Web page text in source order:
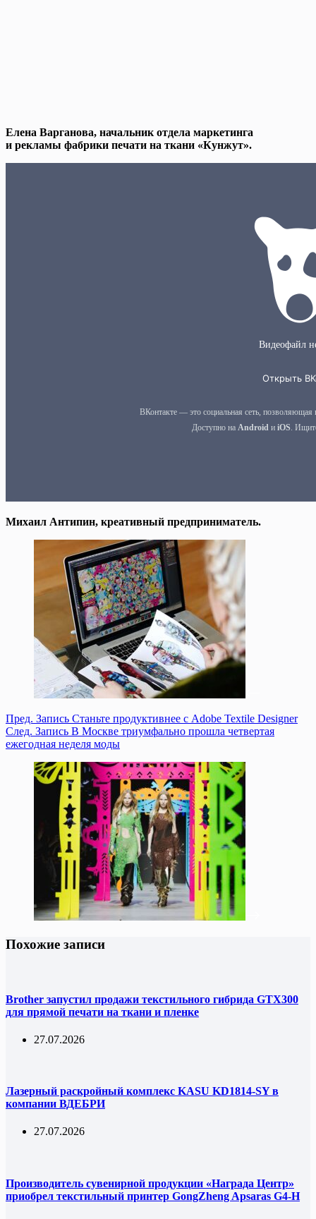
Елена Варганова, начальник отдела маркетинга
и рекламы фабрики печати на ткани «Кунжут».
Михаил Антипин, креативный предприниматель.
Пред. Запись Станьте продуктивнее с Adobe Textile Designer
След. Запись В Москве триумфально прошла четвертая
ежегодная неделя моды
Похожие записи
Brother запустил продажи текстильного гибрида GTX300
для прямой печати на ткани и пленке
27.07.2026
Лазерный раскройный комплекс KASU KD1814-SY в
компании ВДЕБРИ
27.07.2026
Производитель сувенирной продукции «Награда Центр»
приобрел текстильный принтер GongZheng Apsaras G4-H